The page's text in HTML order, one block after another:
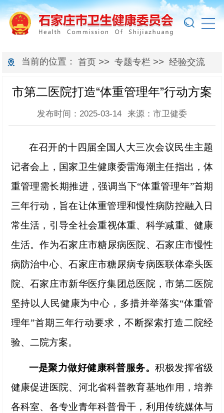
当前的位置： 首页>> 专题专栏 >> 经验交流
市第二医院打造“体重管理年”行动方案
发布时间：2025-03-14 来源：市卫健委
在召开的十四届全国人大三次会议民生主题
记者会上，国家卫生健康委雷海潮主任指出，体
重管理需长期推进，强调当下“体重管理年”首期
三年行动，旨在让体重管理和慢性病防控融入日
常生活 ， 引导全社会重视体重、科学减重、健康
生活。作为石家庄市糖尿病医院、石家庄市慢性
病防治中心、石家庄市糖尿病专病医联体牵头医
院、石家庄市新华医疗集团总医院，市第二医院
坚持以人民健康为中心，多措并举落实“体重管
理年”首期三年行动要求，不断探索打造二院经
验、二院方案。
一是聚力做好健康科普服务。积极发挥省级
健康促进医院、河北省科普教育基地作用，培养
各科室、各专业青年科普骨干，利用传统媒体与